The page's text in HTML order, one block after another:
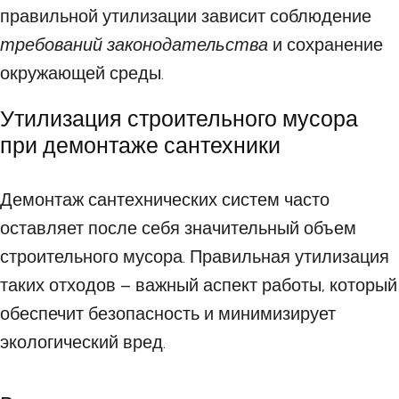
правильной утилизации зависит соблюдение
требований законодательства и сохранение
окружающей среды.
Утилизация строительного мусора
при демонтаже сантехники
Демонтаж сантехнических систем часто
оставляет после себя значительный объем
строительного мусора. Правильная утилизация
таких отходов – важный аспект работы, который
обеспечит безопасность и минимизирует
экологический вред.